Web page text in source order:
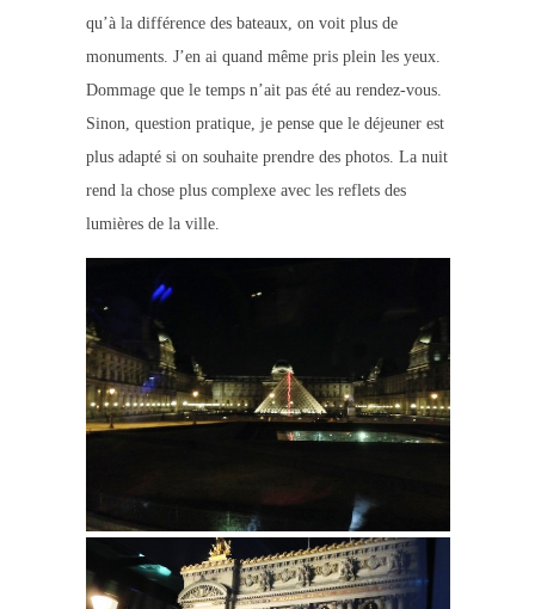
qu’à la différence des bateaux, on voit plus de
monuments. J’en ai quand même pris plein les yeux.
Dommage que le temps n’ait pas été au rendez-vous.
Sinon, question pratique, je pense que le déjeuner est
plus adapté si on souhaite prendre des photos. La nuit
rend la chose plus complexe avec les reflets des
lumières de la ville.